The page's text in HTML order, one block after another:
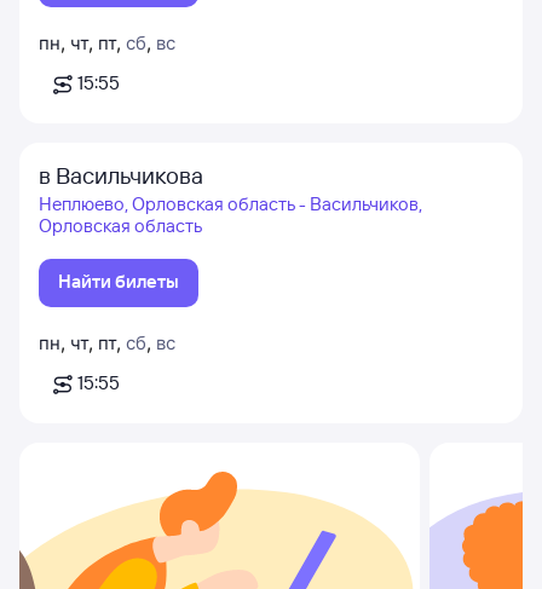
пн, чт, пт, сб, вс
15:55
в Васильчикова
Неплюево, Орловская область - Васильчиков,
Орловская область
Найти билеты
пн, чт, пт, сб, вс
15:55